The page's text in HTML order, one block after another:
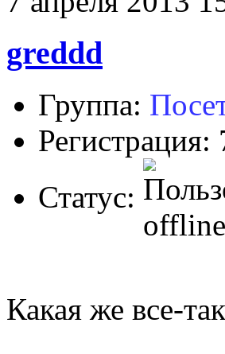
greddd
Группа:
Регистрация:
Статус:
Какая же все-